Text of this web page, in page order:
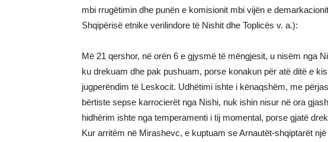
mbi rrugëtimin dhe punën e komisionit mbi vijën e
Shqipërisë etnike verilindore të Nishit dhe Toplicës v. a.):
Më 21 qershor, në orën 6 e gjysmë të mëngjesit, u nisëm nga
ku drekuam dhe pak pushuam, porse konakun për atë ditë e
jugperëndim të Leskocit. Udhëtimi ishte i kënaqshëm, me
bërtiste sepse karrocierët nga Nishi, nuk ishin nisur në ora
hidhërim ishte nga temperamenti i tij momental, porse gjatë
Kur arritëm në Mirashevc, e kuptuam se Arnautët-shqiptarët